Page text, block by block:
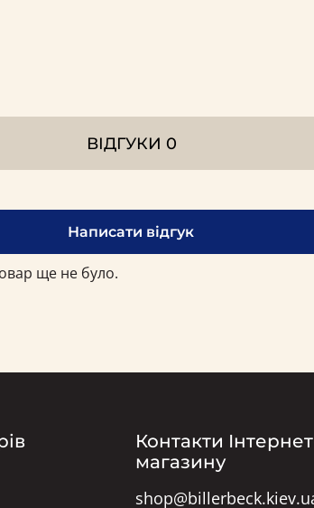
ВІДГУКИ 0
Написати відгук
ще не було.
Контакти
магазину